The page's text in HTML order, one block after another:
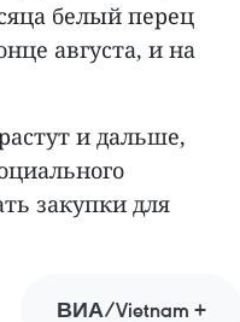
белый перец
августа, и на
и дальше,
закупки для
ВИА/Vietnam +